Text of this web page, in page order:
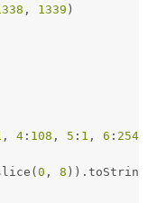
, 1339 )
, 4 : 108 , 5 : 1 , 6 : 254
0 , 8 )).toString(